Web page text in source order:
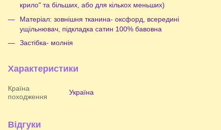
крило" та більших, або для кількох меньших)
Матеріал: зовнішня тканина- оксфорд, всередині
ущільнювач, підкладка сатин 100% бавовна
Застібка- молнія
Характеристики
Країна
походження
Україна
Відгуки